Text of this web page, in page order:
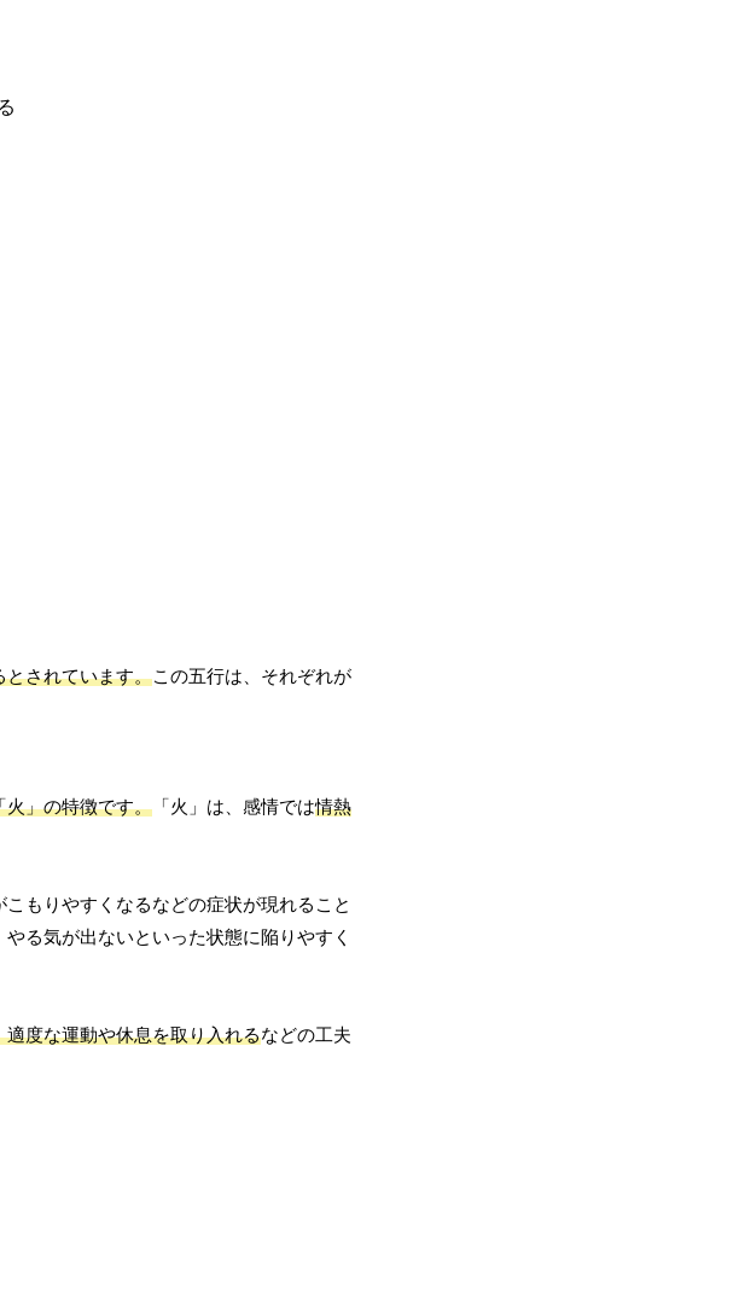
とされています。この五行は、それぞれが
火」の特徴です。 「火」は、感情では情熱
もりやすくなるなどの症状が現れること
る気が出ないといった状態に陥りやすく
度な運動や休息を取り入れるなどの工夫